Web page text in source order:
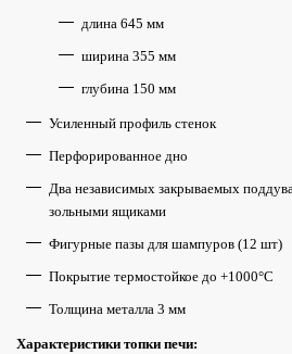
длина 645 мм
ширина 355 мм
глубина 150 мм
Усиленный профиль стенок
Перфорированное дно
Два независимых закрываемых
зольными ящиками
Фигурные пазы для шампуров (12 шт)
Покрытие термостойкое до +1000°С
Толщина металла 3 мм
Характеристики топки печи: